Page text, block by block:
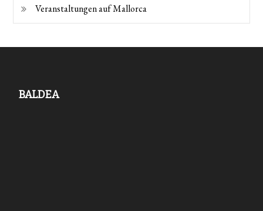
Veranstaltungen auf Mallorca
BALDEA